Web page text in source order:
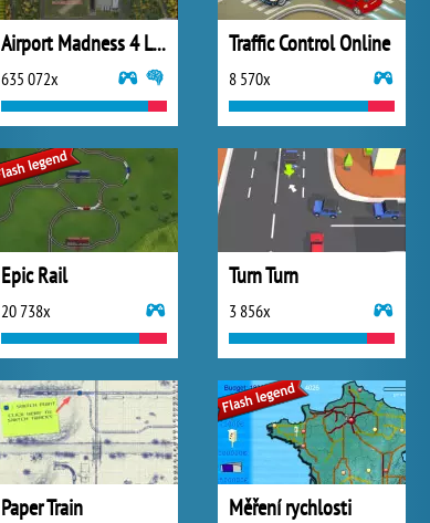
Airport Madness 4 Lite
635 072x
Traffic Control Online
8 570x
Epic Rail
20 738x
Turn Turn
3 856x
Paper Train Měření rychlosti